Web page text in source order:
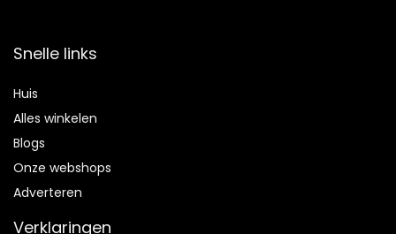
Snelle links
Huis
Alles winkelen
Blogs
Onze webshops
Adverteren
Verklaringen